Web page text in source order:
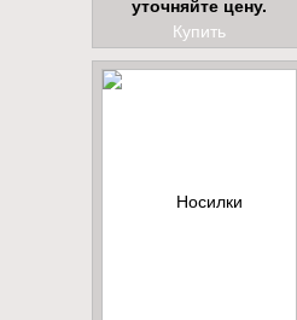
уточняйте цену.
Купить